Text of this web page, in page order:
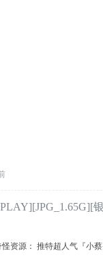
资源： 推特超人气『小